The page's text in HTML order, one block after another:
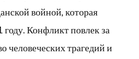
войной, которая
году. Конфликт повлек за
человеческих трагедий и